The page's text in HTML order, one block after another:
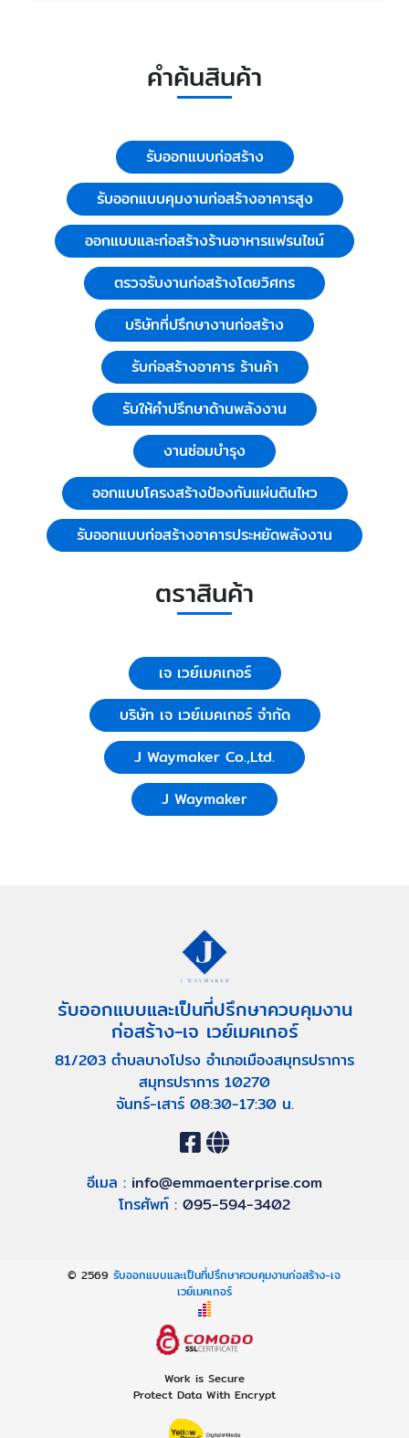
คำค้นสินค้า
รับออกแบบก่อสร้าง
รับออกแบบคุมงานก่อสร้างอาคารสูง
ออกแบบและก่อสร้างร้านอาหารแฟรนไชน์
ตรวจรับงานก่อสร้างโดยวิศกร
บริษัทที่ปรึกษางานก่อสร้าง
รับก่อสร้างอาคาร ร้านค้า
รับให้คำปรึกษาด้านพลังงาน
งานซ่อมบำรุง
ออกแบบโครงสร้างป้องกันแผ่นดินไหว
รับออกแบบก่อสร้างอาคารประหยัดพลังงาน
ตราสินค้า
เจ เวย์เมคเกอร์
บริษัท เจ เวย์เมคเกอร์ จำกัด
J Waymaker Co.,Ltd.
J Waymaker
รับออกแบบและเป็นที่ปรึกษาควบคุมงาน
ก่อสร้าง-เจ เวย์เมคเกอร์
81/203 ตำบลบางโปรง อำเภอเมืองสมุทรปราการ
สมุทรปราการ 10270
จันทร์-เสาร์ 08:30-17:30 น.
อีเมล : info@emmaenterprise.com
โทรศัพท์ : 095-594-3402
© 2569รับออกแบบและเป็นที่ปรึกษาควบคุมงานก่อสร้าง-เจ
เวย์เมคเกอร์
Work is Secure
Protect Data With Encrypt